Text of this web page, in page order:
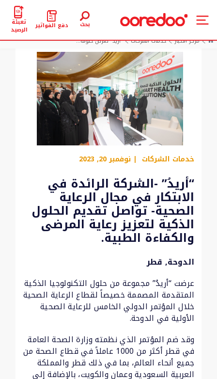
بحث دفع الفواتير تعبئة
الرصيد
مركز الأخبار
خدمات الشركات “أريدُ” تعرض حلوله...
خدمات الشركات | نوفمبر 20, 2023
“أريدُ” -الشركة الرائدة في
الابتكار في مجال الرعاية
الصحية- تواصل تقديم الحلول
الذكية لتعزيز رعاية المرضى
والكفاءة الطبية.
الدوحة, قطر
عرضت “أريدُ” مجموعة من حلول التكنولوجيا الذكية
المتقدمة المصممة خصيصاً لقطاع الرعاية الصحية
خلال المؤتمر الدولي الخامس للرعاية الصحية
الأولية في الدوحة.
وقد ضم المؤتمر الذي نظمته وزارة الصحة العامة
في قطر أكثر من 1000 عاملاً في قطاع الصحة من
جميع أنحاء العالم، بما في ذلك قطر والمملكة
العربية السعودية وعمان والكويت، بالإضافة إلى